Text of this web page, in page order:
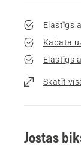
Kabata
Elastīgs
Skatīt
Jostas